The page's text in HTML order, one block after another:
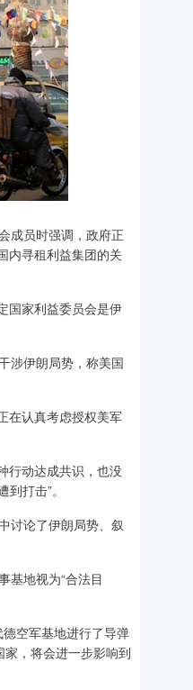
成员时强调，政府正
内寻租利益集团的关
国家利益委员会是伊
涉伊朗局势，称美国
在认真考虑授权美军
行动达成共识，也没
打击”。
讨论了伊朗局势、叙
基地视为“合法目
空军基地进行了导弹
，将会进一步影响到